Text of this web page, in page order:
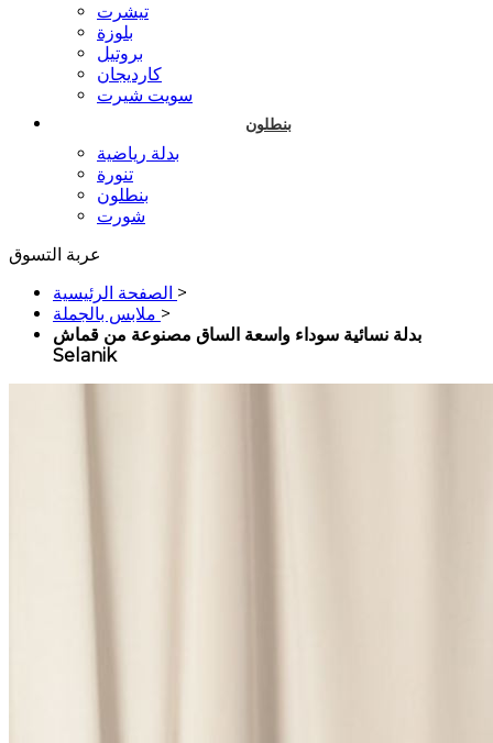
تيشرت
بلوزة
بروتيل
كارديجان
سويت شيرت
بنطلون
بدلة رياضية
تنورة
بنطلون
شورت
عربة التسوق
الصفحة الرئيسية >
ملابس بالجملة >
بدلة نسائية سوداء واسعة الساق مصنوعة من قماش
Selanik